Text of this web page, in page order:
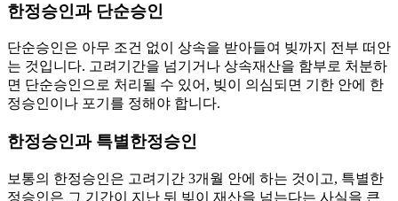
한정승인과 단순승인
단순승인은 아무 조건 없이 상속을 받아들여 빚까지 전부 떠안
는 것입니다. 고려기간을 넘기거나 상속재산을 함부로 처분하
면 단순승인으로 처리될 수 있어, 빚이 의심되면 기한 안에 한
정승인이나 포기를 정해야 합니다.
한정승인과 특별한정승인
보통의 한정승인은 고려기간 3개월 안에 하는 것이고, 특별한
정승인은 그 기간이 지난 뒤 빚이 재산을 넘는다는 사실을 큰